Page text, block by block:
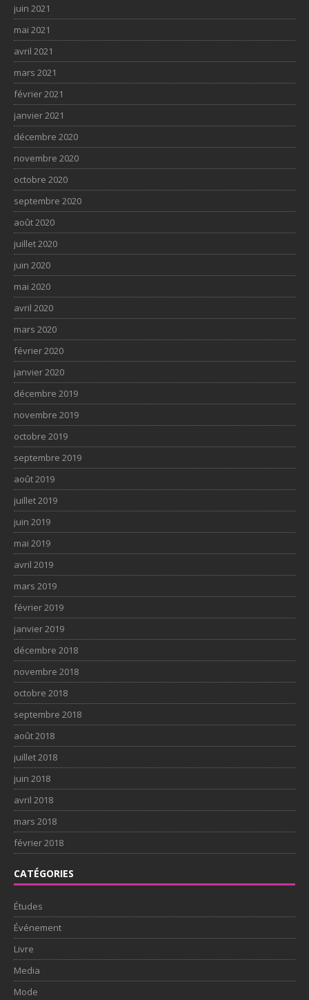
juin 2021
mai 2021
avril 2021
mars 2021
février 2021
janvier 2021
décembre 2020
novembre 2020
octobre 2020
septembre 2020
août 2020
juillet 2020
juin 2020
mai 2020
avril 2020
mars 2020
février 2020
janvier 2020
décembre 2019
novembre 2019
octobre 2019
septembre 2019
août 2019
juillet 2019
juin 2019
mai 2019
avril 2019
mars 2019
février 2019
janvier 2019
décembre 2018
novembre 2018
octobre 2018
septembre 2018
août 2018
juillet 2018
juin 2018
avril 2018
mars 2018
février 2018
CATÉGORIES
Études
Événement
Livre
Media
Mode